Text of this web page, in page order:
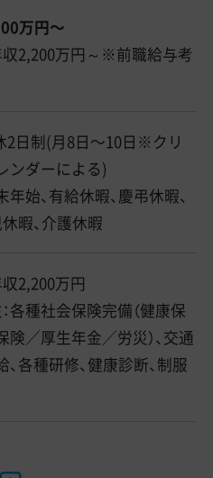
万円〜
収2,200万円～※前職給与考
2日制(月8日〜10日※クリ
ンダーによる)
年始、有給休暇、慶弔休暇、
暇、介護休暇
収2,200万円
各種社会保険完備（健康保
険／厚生年金／労災）、交通
各種研修、健康診断、制服